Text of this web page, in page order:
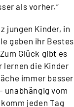
als vorher.“
jungen Kinder, in
geben ihr Bestes
Glück gibt es
lernen die Kinder
immer besser
unabhängig vom
jeden Tag